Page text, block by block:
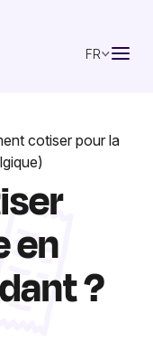
FR
cotiser pour la
en
?